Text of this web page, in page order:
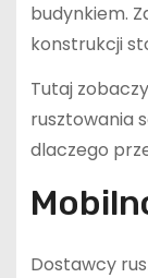
budynkiem.
konstrukcji
Tutaj
rusztowania
dlaczego
Dostawcy